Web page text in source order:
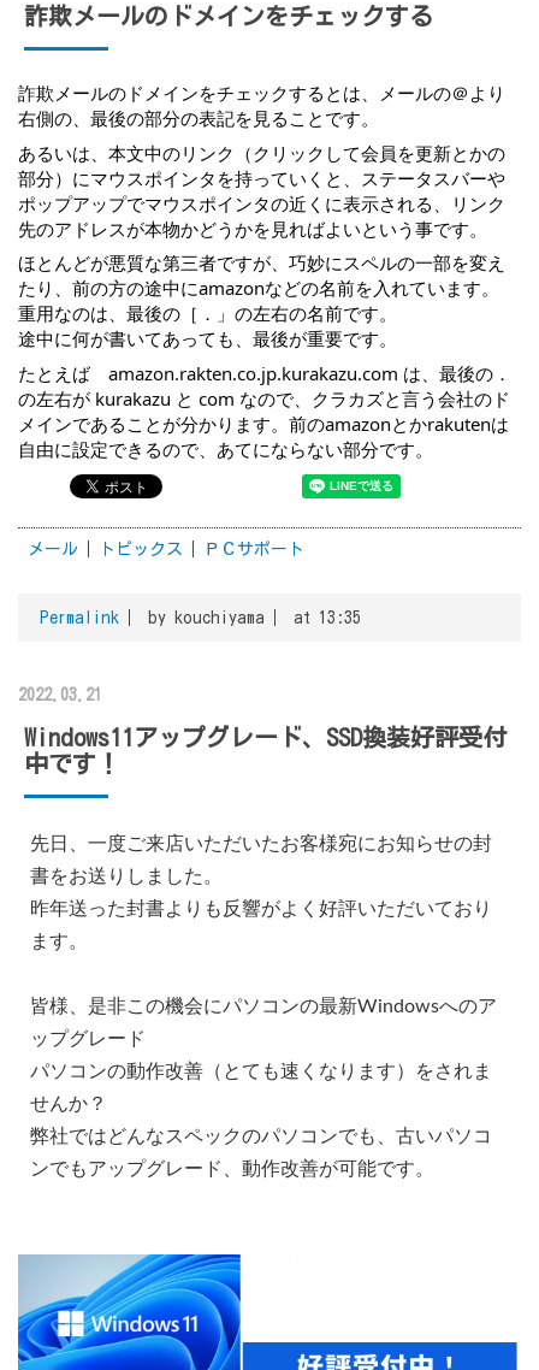
詐欺メールのドメインをチェックする
詐欺メールのドメインをチェックするとは、メールの＠より
右側の、最後の部分の表記を見ることです。
あるいは、本文中のリンク（クリックして会員を更新とかの
部分）にマウスポインタを持っていくと、ステータスバーや
ポップアップでマウスポインタの近くに表示される、リンク
先のアドレスが本物かどうかを見ればよいという事です。
ほとんどが悪質な第三者ですが、巧妙にスペルの一部を変え
たり、前の方の途中にamazonなどの名前を入れています。
重用なのは、最後の［．」の左右の名前です。
途中に何が書いてあっても、最後が重要です。
たとえば amazon.rakten.co.jp.kurakazu.com は、最後の．
の左右が kurakazu と com なので、クラカズと言う会社のド
メインであることが分かります。前のamazonとかrakutenは
自由に設定できるので、あてにならない部分です。
メール トピックス ＰＣサポート
Permalink by kouchiyama at 13:35
2022.03.21
Windows11アップグレード、SSD換装好評受付
中です！
先日、一度ご来店いただいたお客様宛にお知らせの封
書をお送りしました。
昨年送った封書よりも反響がよく好評いただいており
ます。
皆様、是非この機会にパソコンの最新Windowsへのア
ップグレード
パソコンの動作改善（とても速くなります）をされま
せんか？
弊社ではどんなスペックのパソコンでも、古いパソコ
ンでもアップグレード、動作改善が可能です。